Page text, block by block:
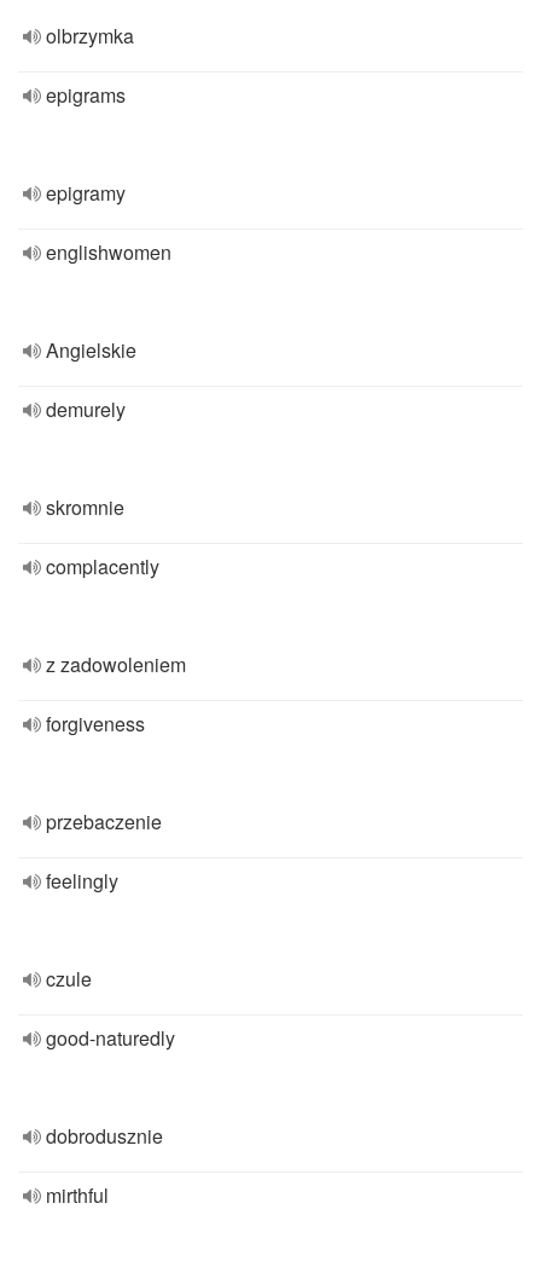
olbrzymka
epigrams
epigramy
englishwomen
Angielskie
demurely
skromnie
complacently
z zadowoleniem
forgiveness
przebaczenie
feelingly
czule
good-naturedly
dobrodusznie
mirthful